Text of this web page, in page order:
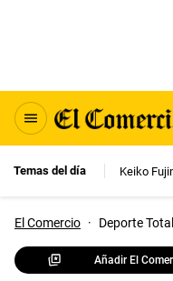
Temas del día Keiko
El Comercio · Deporte Total
Añadir El